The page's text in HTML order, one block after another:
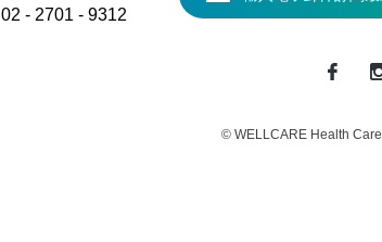
02 - 2701 - 9312
© WELLCARE Health